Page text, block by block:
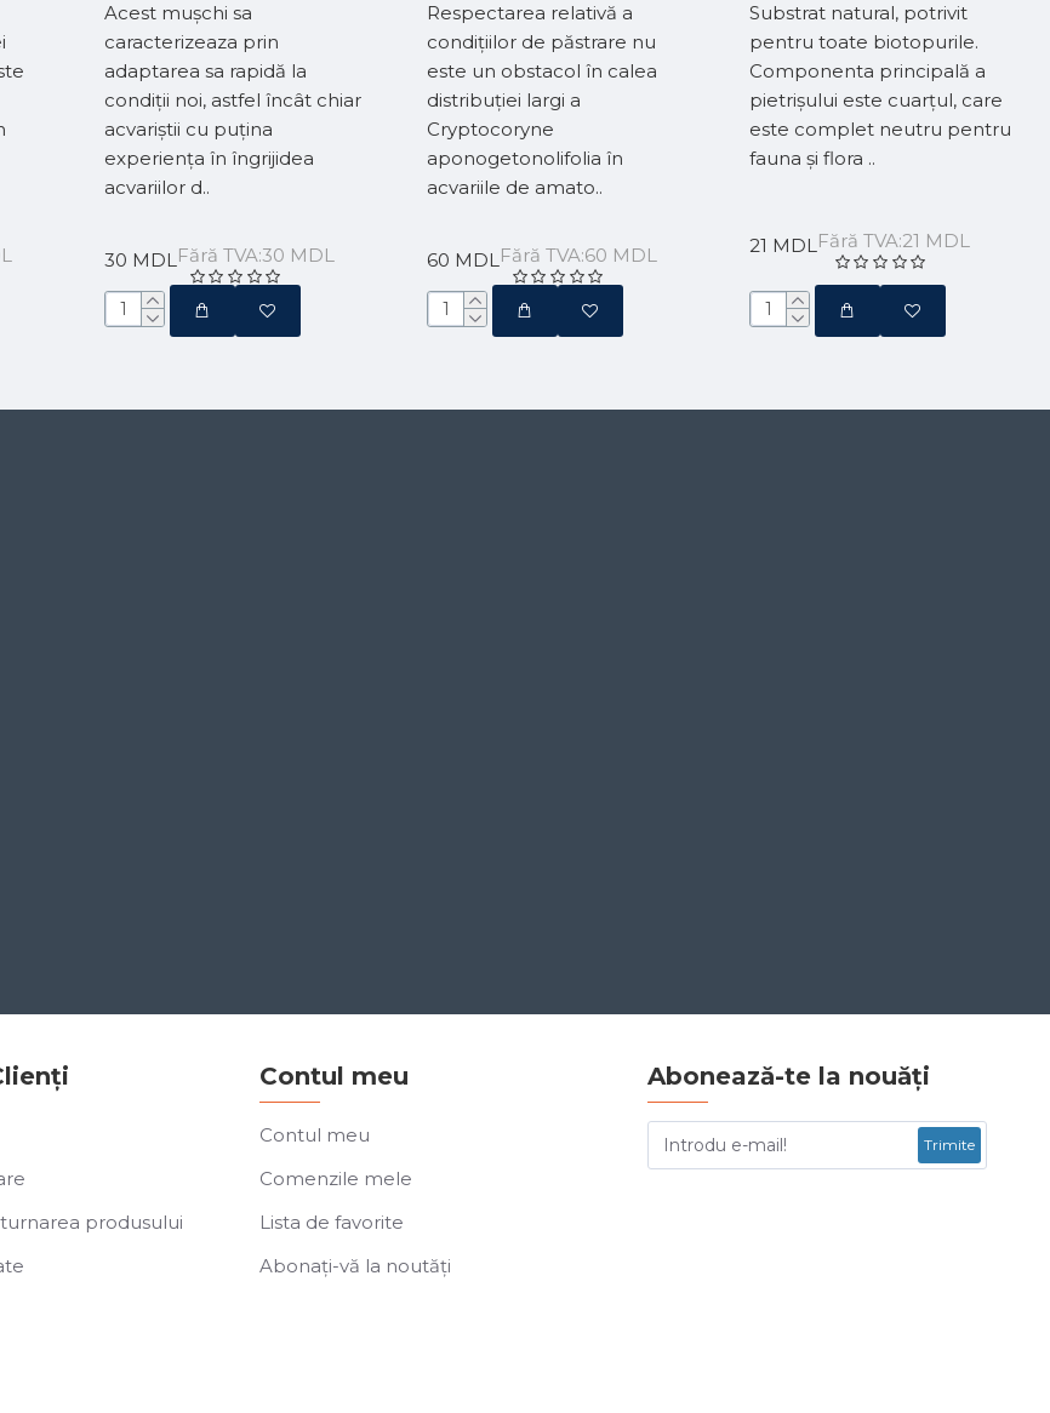
Acest mușchi sa
caracterizeaza prin
adaptarea sa rapidă la
condiții noi, astfel încât chiar
acvariștii cu puțina
experiența în îngrijidea
acvariilor d..
30 MDLFără TVA:30 MDL
Respectarea relativă a
condițiilor de păstrare nu
este un obstacol în calea
distribuției largi a
Cryptocoryne
aponogetonolifolia în
acvariile de amato..
60 MDLFără TVA:60 MDL
Substrat natural, potrivit
pentru toate biotopurile.
Componenta principală a
pietrișului este cuarțul, care
este complet neutru pentru
fauna și flora ..
21 MDLFără TVA:21 MDL
produsului
Contul meu
Contul meu
Comenzile mele
Lista de favorite
Abonați-vă la noutăți
Abonează-te la nouăți
Trimite